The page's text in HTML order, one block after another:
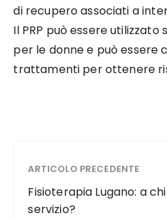
di recupero associati a
Il PRP può essere utilizzato
per le donne e può essere
trattamenti per ottenere
ARTICOLO PRECEDENTE
Fisioterapia Lugano: a
servizio?